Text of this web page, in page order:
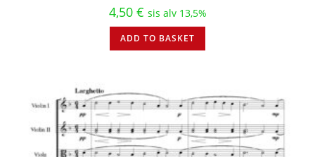
4,50 € sis alv 13,5%
ADD TO BASKET